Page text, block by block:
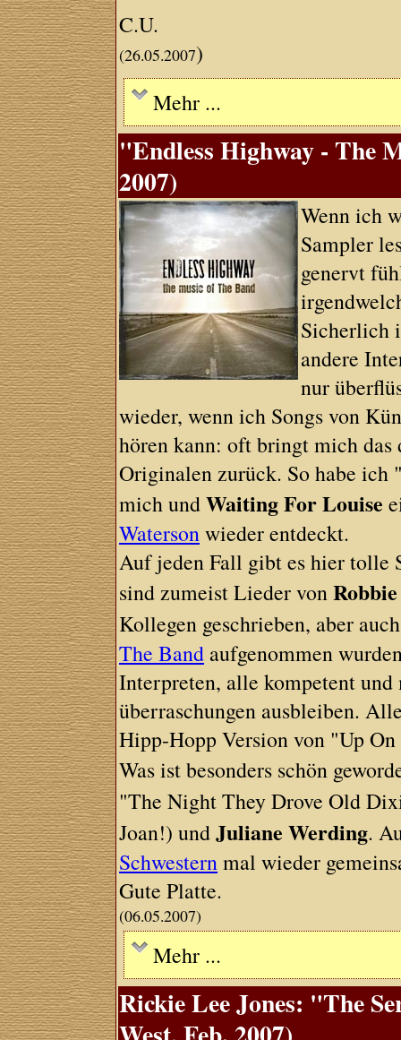
C.U.
(26.05.2007)
Mehr ...
"Endless Highway - The
2007)
Wenn ich
Sampler
genervt
Sicherlich
andere
nur
wieder, wenn ich Songs von
hören kann: oft bringt mich
Originalen zurück. So habe ich
mich undWaiting For Louise
Watersonwieder entdeckt.
Auf jeden Fall gibt es hier tolle
sind zumeist Lieder von
Kollegen geschrieben, aber
The Band aufgenommen
Interpreten, alle kompetent
überraschungen ausbleiben.
Hipp-Hopp Version von "Up
Was ist besonders schön
"The Night They Drove Old
Joan!) undJuliane Werding.
Schwesternmal wieder
Gute Platte.
(06.05.2007)
Mehr ...
Rickie Lee Jones: "The